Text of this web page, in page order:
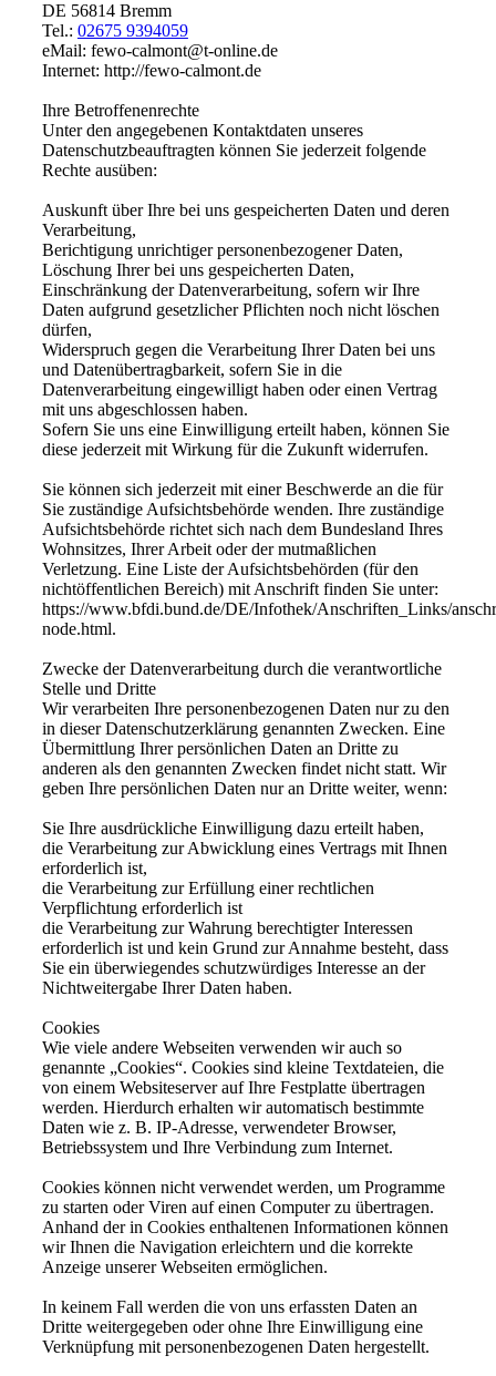
DE 56814 Bremm
Tel.: 02675 9394059
eMail: fewo-calmont@t-online.de
Internet: http://fewo-calmont.de
Ihre Betroffenenrechte
Unter den angegebenen Kontaktdaten unseres
Datenschutzbeauftragten können Sie jederzeit folgende
Rechte ausüben:
Auskunft über Ihre bei uns gespeicherten Daten und deren
Verarbeitung,
Berichtigung unrichtiger personenbezogener Daten,
Löschung Ihrer bei uns gespeicherten Daten,
Einschränkung der Datenverarbeitung, sofern wir Ihre
Daten aufgrund gesetzlicher Pflichten noch nicht löschen
dürfen,
Widerspruch gegen die Verarbeitung Ihrer Daten bei uns
und Datenübertragbarkeit, sofern Sie in die
Datenverarbeitung eingewilligt haben oder einen Vertrag
mit uns abgeschlossen haben.
Sofern Sie uns eine Einwilligung erteilt haben, können Sie
diese jederzeit mit Wirkung für die Zukunft widerrufen.
Sie können sich jederzeit mit einer Beschwerde an die für
Sie zuständige Aufsichtsbehörde wenden. Ihre zuständige
Aufsichtsbehörde richtet sich nach dem Bundesland Ihres
Wohnsitzes, Ihrer Arbeit oder der mutmaßlichen
Verletzung. Eine Liste der Aufsichtsbehörden (für den
nichtöffentlichen Bereich) mit Anschrift finden Sie unter:
https://www.bfdi.bund.de/DE/Infothek/Anschriften_Links/
node.html.
Zwecke der Datenverarbeitung durch die verantwortliche
Stelle und Dritte
Wir verarbeiten Ihre personenbezogenen Daten nur zu den
in dieser Datenschutzerklärung genannten Zwecken. Eine
Übermittlung Ihrer persönlichen Daten an Dritte zu
anderen als den genannten Zwecken findet nicht statt. Wir
geben Ihre persönlichen Daten nur an Dritte weiter, wenn:
Sie Ihre ausdrückliche Einwilligung dazu erteilt haben,
die Verarbeitung zur Abwicklung eines Vertrags mit Ihnen
erforderlich ist,
die Verarbeitung zur Erfüllung einer rechtlichen
Verpflichtung erforderlich ist
die Verarbeitung zur Wahrung berechtigter Interessen
erforderlich ist und kein Grund zur Annahme besteht, dass
Sie ein überwiegendes schutzwürdiges Interesse an der
Nichtweitergabe Ihrer Daten haben.
Cookies
Wie viele andere Webseiten verwenden wir auch so
genannte „Cookies“. Cookies sind kleine Textdateien, die
von einem Websiteserver auf Ihre Festplatte übertragen
werden. Hierdurch erhalten wir automatisch bestimmte
Daten wie z. B. IP-Adresse, verwendeter Browser,
Betriebssystem und Ihre Verbindung zum Internet.
Cookies können nicht verwendet werden, um Programme
zu starten oder Viren auf einen Computer zu übertragen.
Anhand der in Cookies enthaltenen Informationen können
wir Ihnen die Navigation erleichtern und die korrekte
Anzeige unserer Webseiten ermöglichen.
In keinem Fall werden die von uns erfassten Daten an
Dritte weitergegeben oder ohne Ihre Einwilligung eine
Verknüpfung mit personenbezogenen Daten hergestellt.